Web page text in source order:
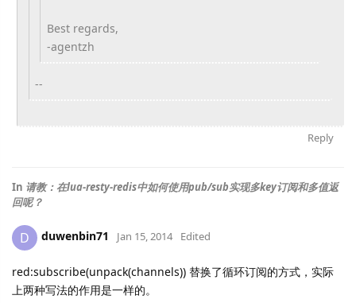
Best regards,
-agentzh
--
Reply
In 请教：在lua-resty-redis中如何使用pub/sub实现多key订阅和多值返
回呢？
D duwenbin71 Jan 15, 2014 Edited
red:subscribe(unpack(channels)) 替换了循环订阅的方式，实际
上两种写法的作用是一样的。